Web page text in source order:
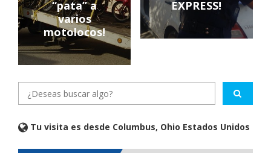
“pata” a
varios
motolocos!
EXPRESS!
Tu visita es desde Columbus, Ohio Estados Unidos